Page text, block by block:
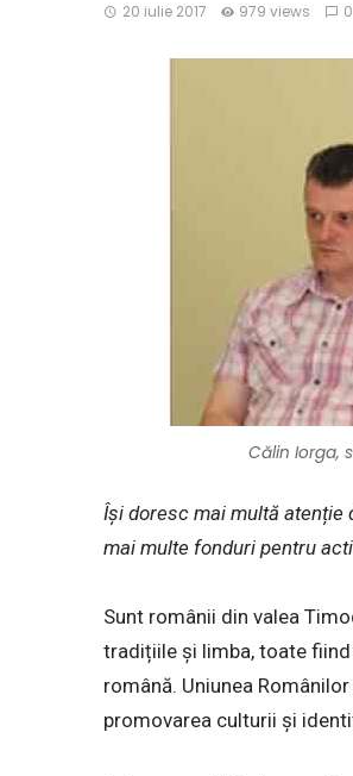
20 iulie 2017 979 views 0
Călin Iorga,
Își doresc mai multă atenție
mai multe fonduri pentru
Sunt românii din valea
tradițiile și limba, toate
română. Uniunea
promovarea culturii și